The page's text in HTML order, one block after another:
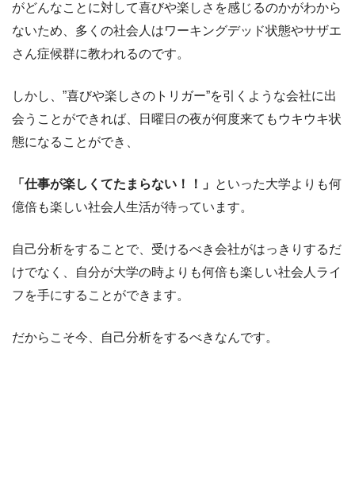
がどんなことに対して喜びや楽しさを感じるのかがわから
ないため、多くの社会人はワーキングデッド状態やサザエ
さん症候群に教われるのです。
しかし、”喜びや楽しさのトリガー”を引くような会社に出
会うことができれば、日曜日の夜が何度来てもウキウキ状
態になることができ、
「仕事が楽しくてたまらない！！」 といった大学よりも何
億倍も楽しい社会人生活が待っています。
自己分析をすることで、受けるべき会社がはっきりするだ
けでなく、自分が大学の時よりも何倍も楽しい社会人ライ
フを手にすることができます。
だからこそ今、自己分析をするべきなんです。